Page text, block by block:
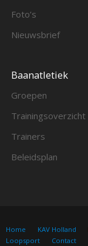
Foto’s
Nieuwsbrief
Baanatletiek
Groepen
Trainingsoverzicht
Trainers
Beleidsplan
Home KAV Holland
Loopsport
Contact